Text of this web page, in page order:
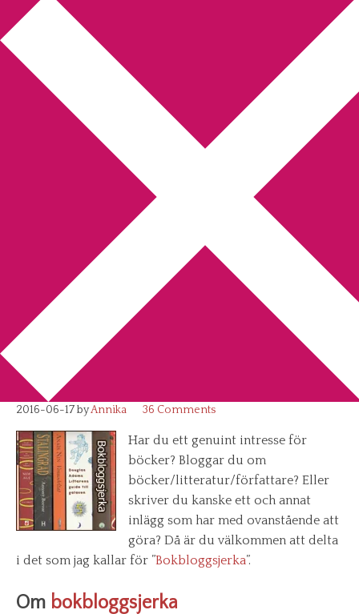
Annikas litteratur- och
kulturblogg
Deckare, kriminalromaner, thrillers
Boktolva Författarfemman
Webbshop Amazon
Bokbloggsjerka Bloggmaraton
Kriminalroman
Min tv-blogg
You are here: Bokbloggsjerka
Bokbloggsjerka 17 –
20 juni (med bonusfråga)
Bokbloggsjerka 17 – 20 juni
(med bonusfråga)
2016-06-17byAnnika 36 Comments
Har du ett genuint intresse för
böcker? Bloggar du om
böcker/litteratur/författare? Eller
skriver du kanske ett och annat
inlägg som har med ovanstående att
göra? Då är du välkommen att delta
i det som jag kallar för ”Bokbloggsjerka”.
Om bokbloggsjerka